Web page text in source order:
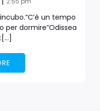
un tempo
per dormire”Odissea